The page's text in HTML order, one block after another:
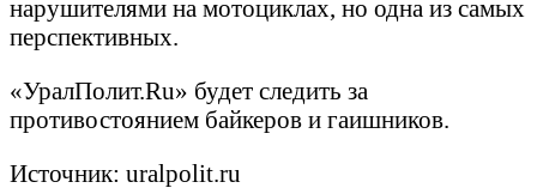
нарушителями на мотоциклах, но одна из самых
перспективных.
«УралПолит.Ru» будет следить за
противостоянием байкеров и гаишников.
Источник: uralpolit.ru